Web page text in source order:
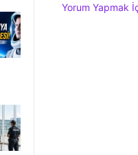
Yorum Yapmak